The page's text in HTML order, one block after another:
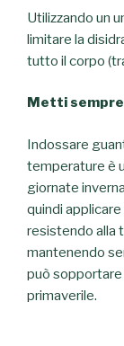
Utilizzando un
limitare la
tutto il corpo
Metti
Indossare
temperature è
giornate
quindi
resistendo alla
mantenendo
può sopportare
primaverile.